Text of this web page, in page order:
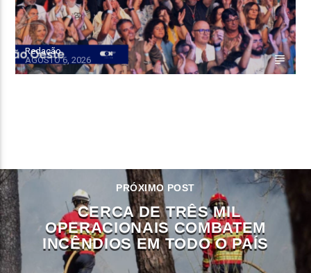
Redação
AGOSTO 6, 2026
PRÓXIMO POST
CERCA DE TRÊS MIL
OPERACIONAIS COMBATEM
INCÊNDIOS EM TODO O PAÍS